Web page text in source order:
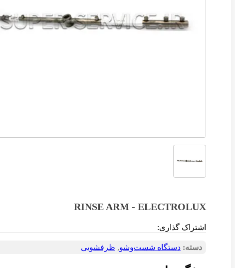
RINSE ARM - ELECTROLUX
اشتراک گذاری:
دسته: دستگاه شست‌و‌شو, ظرفشویی